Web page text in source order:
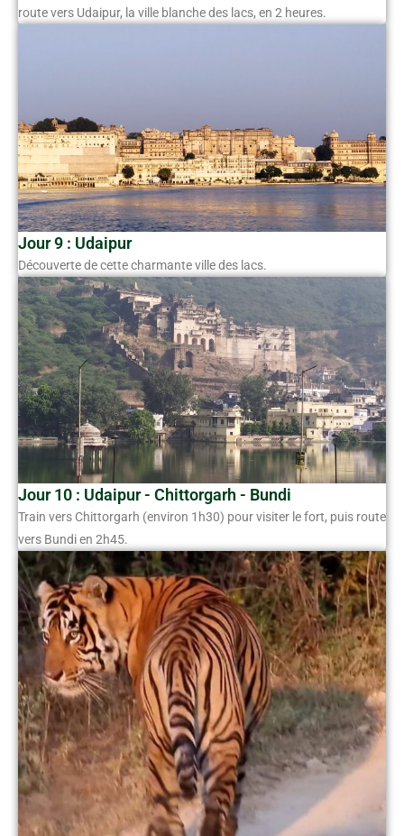
route vers Udaipur, la ville blanche des lacs, en 2 heures.
Jour 9 : Udaipur
Découverte de cette charmante ville des lacs.
Jour 10 : Udaipur - Chittorgarh - Bundi
Train vers Chittorgarh (environ 1h30) pour visiter le fort, puis route
vers Bundi en 2h45.